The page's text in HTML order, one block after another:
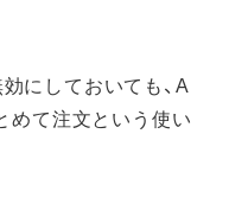
にしておいても、A
めて注文という使い